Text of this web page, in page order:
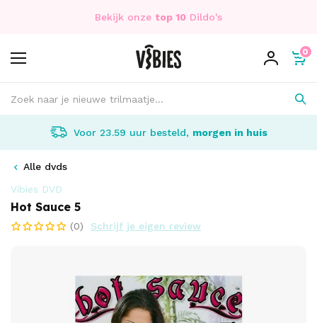
Bekijk onze top 10 Dildo's
0
Voor 23.59 uur besteld, morgen in huis
Alle dvds
Vibies DVD
Hot Sauce 5
(0) Schrijf je eigen review